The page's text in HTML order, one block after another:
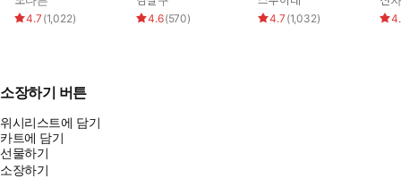
4.7 (1,022) 4.6(570) 4.7 (1,032)
소장하기 버튼
위시리스트에 담기
카트에 담기
선물하기
소장하기